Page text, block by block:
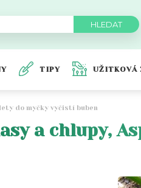
TIPY UŽITKOVÁ
do myčky vyčistí buben
a chlupy,